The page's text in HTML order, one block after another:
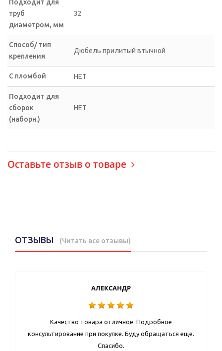
Подходит для
труб
диаметром, мм
32
Способ/ тип
крепления
Дюбель прилитый втычной
С пломбой НЕТ
Подходит для
сборок
(наборн.)
НЕТ
Оставьте отзыв о товаре
ОТЗЫВЫ (Читать все отзывы)
АЛЕКСАНДР
Качество товара отличное. Подробное
консультирование при покупке. Буду обращаться еще.
Спасибо.